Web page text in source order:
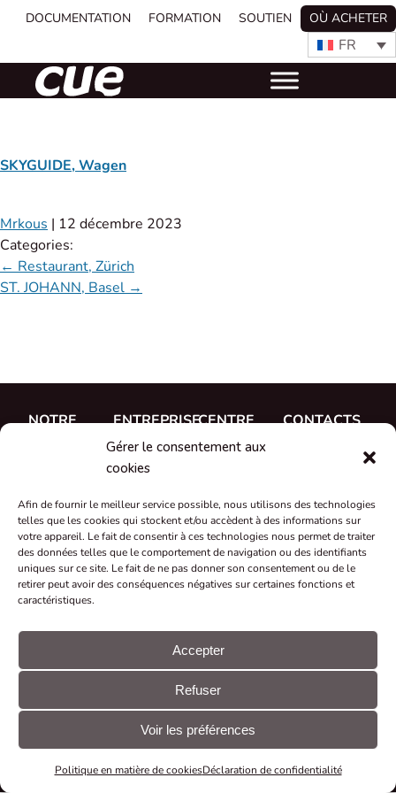
Gérer le consentement aux
cookies
Afin de fournir le meilleur service possible, nous utilisons des technologies
telles que les cookies qui stockent et/ou accèdent à des informations sur
votre appareil. Le fait de consentir à ces technologies nous permet de traiter
des données telles que le comportement de navigation ou des identifiants
uniques sur ce site. Le fait de ne pas donner son consentement ou de le
retirer peut avoir des conséquences négatives sur certaines fonctions et
caractéristiques.
Accepter
Refuser
Voir les préférences
Politique en matière de cookiesDéclaration de confidentialité
DOCUMENTATION FORMATION SOUTIEN OÙ ACHETER
FR
SKYGUIDE, Wagen
Mrkous | 12 décembre 2023
Categories:
← Restaurant, Zürich
ST. JOHANN, Basel →
NOTRE
Références
Nouveautés
ENTREPRISE
A propos de
l'équipe
Carrière
Certificats et
déclarations
Subventions
CENTRE
D'AIDE
Formation
Soutien
CONTACTS
© CUE, a.s.
Tous droits
Préférences
Déclaration